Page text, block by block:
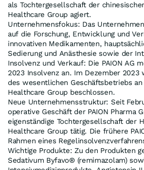
als Tochtergesellschaft der
Healthcare Group agiert.
Unternehmensfokus: Das
auf die Forschung, Entwicklung und
innovativen Medikamenten,
Sedierung und Anästhesie sowie der
Insolvenz und Verkauf: Die PAION AG
2023 Insolvenz an. Im Dezember 2023
des wesentlichen Geschäftsbetriebs
Healthcare Group beschlossen.
Neue Unternehmensstruktur: Seit
operative Geschäft der PAION Pharma
eigenständige Tochtergesellschaft der
Healthcare Group tätig. Die frühere
Rahmen eines
Wichtige Produkte: Zu den Produkten
Sedativum Byfavo® (remimazolam)